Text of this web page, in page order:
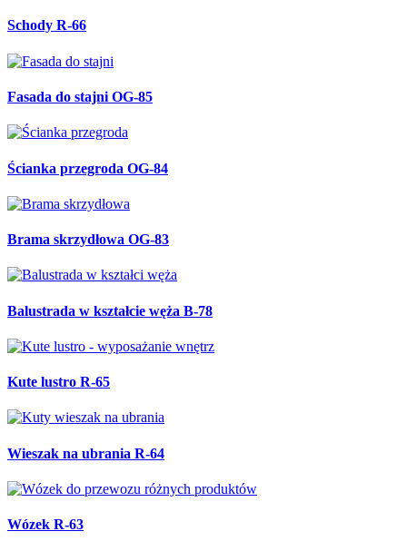
Schody R-66
Fasada do stajni OG-85
Ścianka przegroda OG-84
Brama skrzydłowa OG-83
Balustrada w kształcie węża B-78
Kute lustro R-65
Wieszak na ubrania R-64
Wózek R-63